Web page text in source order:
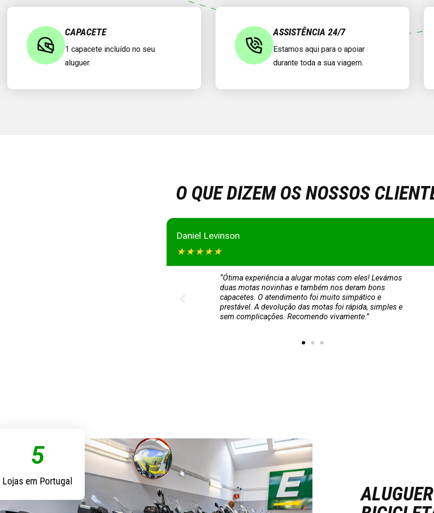
CAPACETE
1 capacete incluído no seu
aluguer.
ASSISTÊNCIA 24/7
Estamos aqui para o apoiar
durante toda a sua viagem.
O QUE DIZEM OS NOSSOS
Svyatoslav Dorofeev
★★★★★
“Tive uma ótima experiência com a Europcar! Um
enorme obrigado ao Bruno pela ajuda fantástica. Todo
o processo foi rápido, simples e completamente sem
stress. Sem dúvida que será a minha escolha de agora
em diante.”
5
Lojas em Portugal